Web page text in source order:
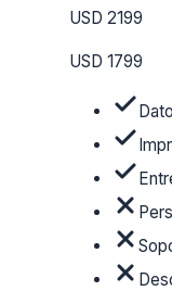
USD 2199
USD 1799